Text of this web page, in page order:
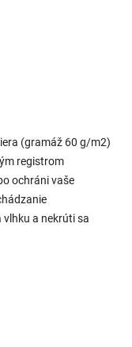
(gramáž 60 g/m2)
registrom
ochráni vaše
vlhku a nekrúti sa